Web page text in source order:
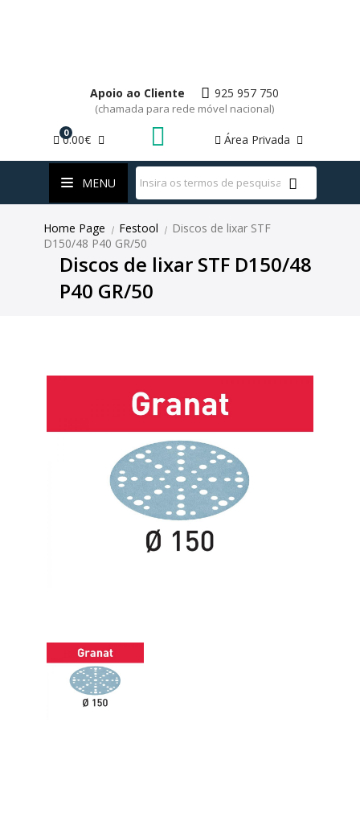
WhatsApp
Apoio ao Cliente 925 957 750
(chamada para rede móvel nacional)
Área Privada
0
0.00€
MENU
Home Page | Festool | Discos de lixar STF
D150/48 P40 GR/50
Discos de lixar STF D150/48
P40 GR/50